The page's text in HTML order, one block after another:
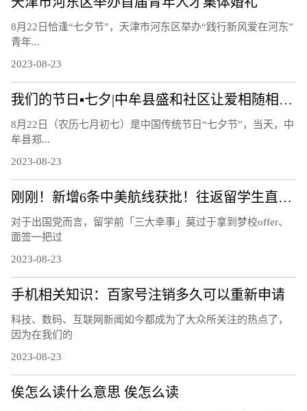
8月22日恰逢“七夕节”，天津市河东区举办“践行新风爱在河东”
青年...
2023-08-23
我们的节日▪七夕|中牟县盛和社区让爱相随相约白首
8月22日（农历七月初七）是中国传统节日“七夕节”，当天，中
牟县郑...
2023-08-23
刚刚！新增6条中美航线获批！往返留学生直接省出一部iPhone……
对于出国党而言，留学前「三大幸事」莫过于拿到梦校offer、
面签一把过
2023-08-23
手机相关知识：百家号注销多久可以重新申请
科技、数码、互联网新闻如今都成为了大众所关注的热点了，
因为在我们的
2023-08-23
俟怎么读什么意思 俟怎么读